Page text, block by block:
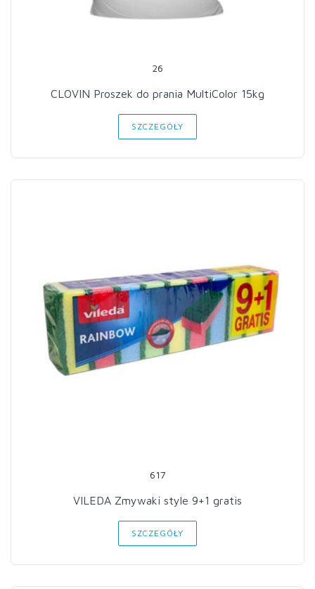
26
CLOVIN Proszek do prania MultiColor 15kg
SZCZEGÓŁY
617
VILEDA Zmywaki style 9+1 gratis
SZCZEGÓŁY